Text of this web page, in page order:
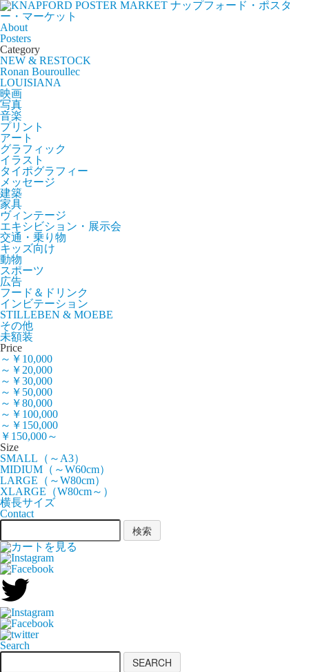
ナップフォード・ポスタ
ー・マーケット
About
Posters
Category
NEW & RESTOCK
Ronan Bouroullec
LOUISIANA
映画
写真
音楽
プリント
アート
グラフィック
イラスト
タイポグラフィー
メッセージ
建築
家具
ヴィンテージ
エキシビション・展示会
交通・乗り物
キッズ向け
動物
スポーツ
広告
フード＆ドリンク
インビテーション
STILLEBEN & MOEBE
その他
未額装
Price
～￥10,000
～￥20,000
～￥30,000
～￥50,000
～￥80,000
～￥100,000
～￥150,000
￥150,000～
Size
SMALL（～A3）
MIDIUM（～W60cm）
LARGE（～W80cm）
XLARGE（W80cm～）
横長サイズ
Contact
Search